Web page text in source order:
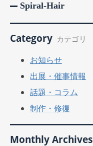
Spiral-Hair
Category カテゴリ
お知らせ
出展・催事情報
話題・コラム
制作・修復
Monthly Archives